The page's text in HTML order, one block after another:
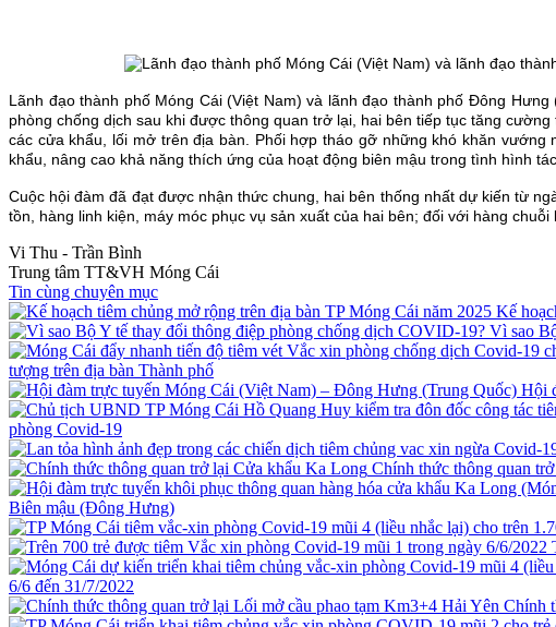
Lãnh đạo thành phố Móng Cái (Việt Nam) và lãnh đạo thành phố Đông
phòng chống dịch sau khi được thông quan trở lại, hai bên tiếp tục tăng
các cửa khẩu, lối mở trên địa bàn. Phối hợp tháo gỡ những khó khăn
khẩu, nâng cao khả năng thích ứng của hoạt động biên mậu trong tình hình
Cuộc hội đàm đã đạt được nhận thức chung, hai bên thống nhất dự kiến từ
tồn, hàng linh kiện, máy móc phục vụ sản xuất của hai bên; đối với hàng
Vi Thu - Trần Bình
Trung tâm TT&VH Móng Cái
Tin cùng chuyên mục
Kế
Vì sao
tượng trên địa bàn Thành phố
Hội
phòng Covid-19
Chính thức thông quan
Biên mậu (Đông Hưng)
6/6 đến 31/7/2022
Chính